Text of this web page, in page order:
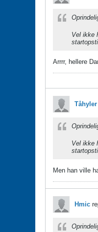
Vel ikke
Arrrr, hellere
Tåhyler
Vel ikke
Men han ville
Hmic